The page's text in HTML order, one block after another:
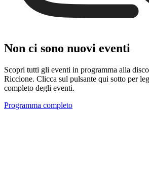
Non ci sono nuovi eventi
Scopri tutti gli eventi in programma alla
Riccione. Clicca sul pulsante qui sotto per
completo degli eventi.
Programma completo